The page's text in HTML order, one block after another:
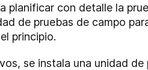
planificar con detalle la
de pruebas de campo
principio.
se instala una unidad de